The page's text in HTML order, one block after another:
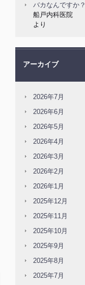
バカなんですか？
船戸内科医院
より
アーカイブ
2026年7月
2026年6月
2026年5月
2026年4月
2026年3月
2026年2月
2026年1月
2025年12月
2025年11月
2025年10月
2025年9月
2025年8月
2025年7月